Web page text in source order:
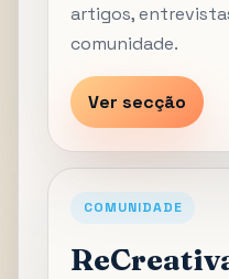
artigos,
comunidade.
Ver secção
COMUNIDADE